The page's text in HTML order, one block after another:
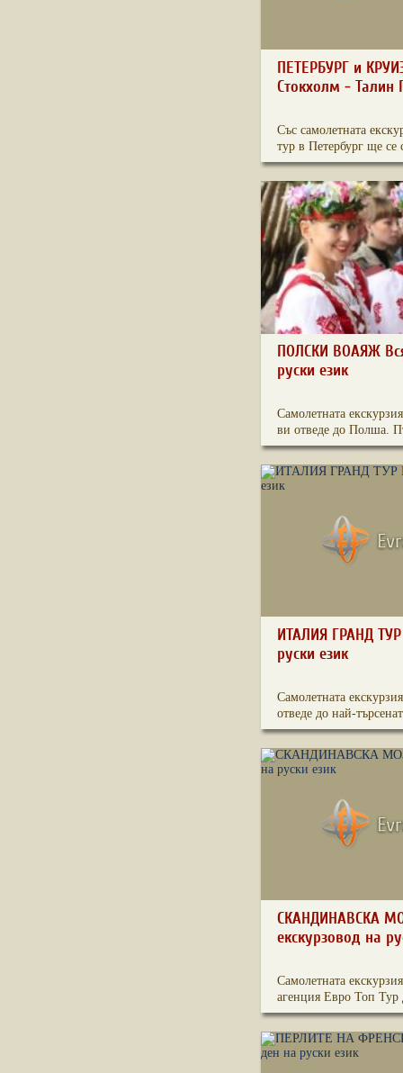
ПЕТЕРБУРГ и
Стокхолм - Талин
Със самолетната
тур в Петербург ще се
ПОЛСКИ ВОАЯЖ
руски език
Самолетната
ви отведе до Полша.
ИТАЛИЯ ГРАНД
руски език
Самолетната
отведе до най-
СКАНДИНАВСКА
екскурзовод на
Самолетната
агенция Евро Топ Тур